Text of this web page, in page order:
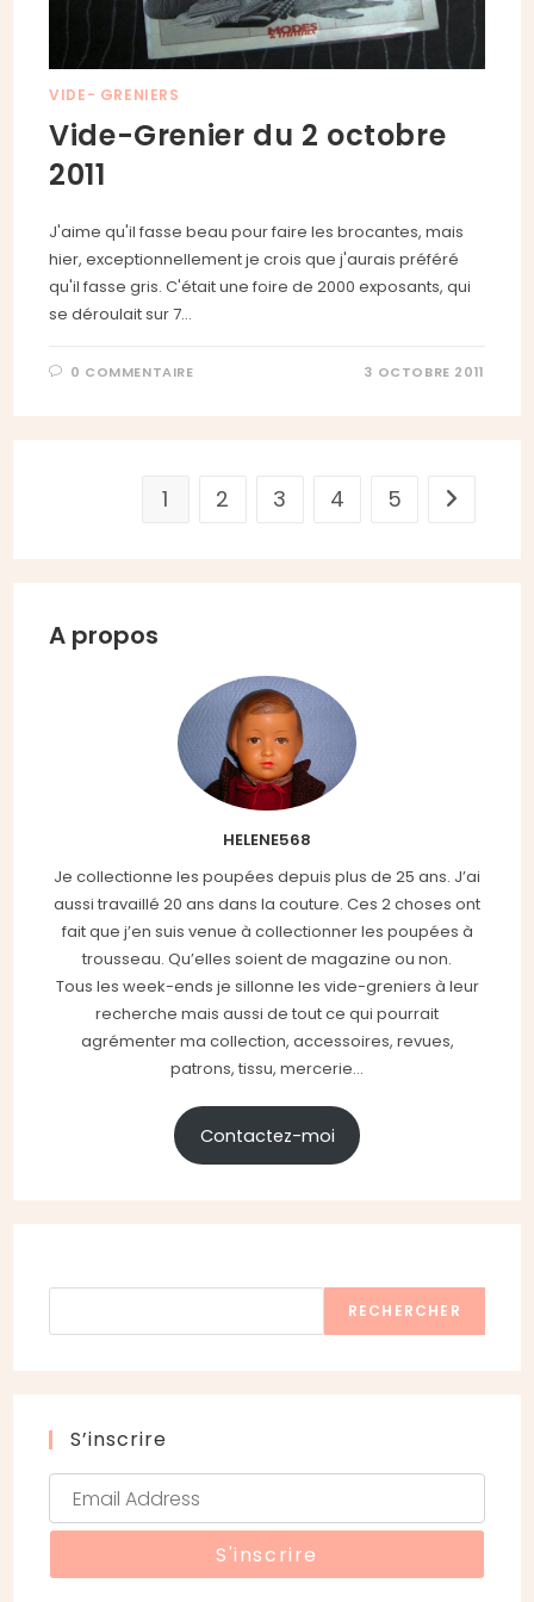
VIDE- GRENIERS
Vide-Grenier du 2 octobre
2011
J'aime qu'il fasse beau pour faire les brocantes, mais
hier, exceptionnellement je crois que j'aurais préféré
qu'il fasse gris. C'était une foire de 2000 exposants, qui
se déroulait sur 7…
0 COMMENTAIRE 3 OCTOBRE 2011
1 2 3 4 5 Aller à la
A propos
HELENE568
Je collectionne les poupées depuis plus de 25 ans. J’ai
aussi travaillé 20 ans dans la couture. Ces 2 choses ont
fait que j’en suis venue à collectionner les poupées à
trousseau. Qu’elles soient de magazine ou non.
Tous les week-ends je sillonne les vide-greniers à leur
recherche mais aussi de tout ce qui pourrait
agrémenter ma collection, accessoires, revues,
patrons, tissu, mercerie...
Contactez-moi
RECHERCHER
S’inscrire